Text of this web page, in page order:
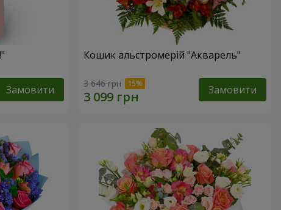
Замовити
Кошик альстромерій "Акварель"
3 646 грн Замовити